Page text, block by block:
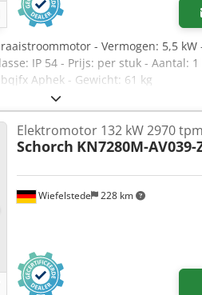
- Vermogen: 5,5 kW
IP 54 - Prijs: per stuk - Aantal:
Aphek - Gewicht: 61 kg
Wiefelstede 228 km
Elektromotor 132 kW 2970 tpm
Schorch KN7280M-AV039-